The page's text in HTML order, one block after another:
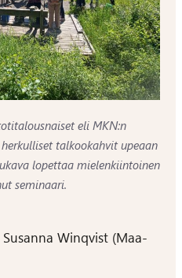
eli MKN:n
talkookahvit upeaan
lopettaa mielenkiintoinen
seminaari.
Winqvist (Maa-